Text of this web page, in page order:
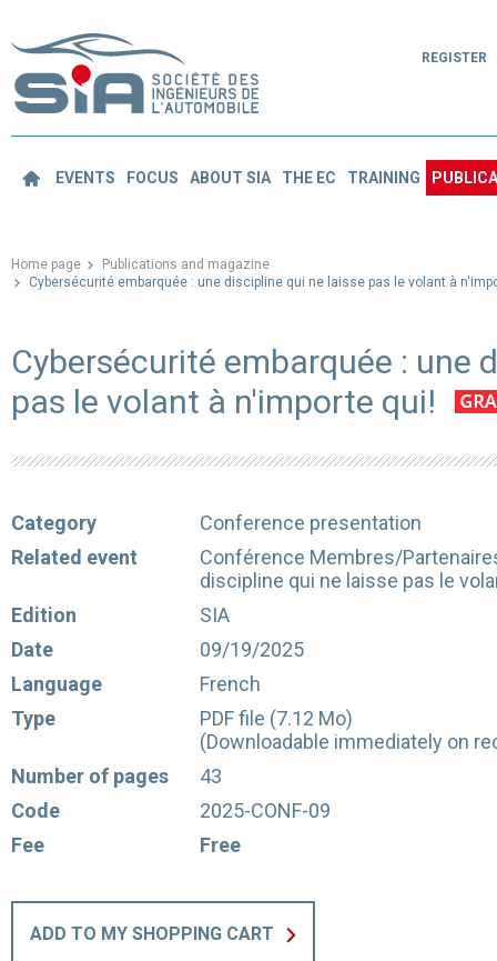
REGISTER
EVENTS FOCUS ABOUT SIA THE EC TRAINING
Home page
Publications and magazine
Cybersécurité embarquée : une discipline qui ne laisse pas le volant à
Cybersécurité embarquée : une
pas le volant à n'importe qui!
Category
Conference presentation
Related event
Conférence Membres/
discipline qui ne laisse pas le
Edition
SIA
Date
09/19/2025
Language
French
Type
PDF file (7.12 Mo)
(Downloadable immediately on
Number of pages
43
Code
2025-CONF-09
Fee
Free
ADD TO MY SHOPPING CART